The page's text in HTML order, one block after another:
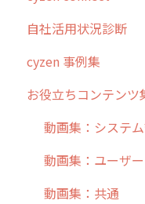
6. 基本的な使い方
7. 初心者向けよく
8. 用語集
9. もっと便利に
10.ユーザー向け
【業界業種別】
ステータス・主観
報告書・行動種別
勤怠管理
活動通知
パフォーマンス
帳票出力
予定
日報
履歴
メンバー
メッセージ
パフォーマンス
スポット
ステータス・主観
報告書・行動種別
ユーザー・グル
メッセージ機能
活動通知
交通費自動計算
安全走行支援
写真管理・高画質
ダッシュボード
連携オプション
その他オプション
グループ・ユーザ
GPS・位置情報 に
ルート自動記録 に
出退勤・ステータ
スポットについて
報告書について
自社活用状況診断
cyzen 事例集
お役立ちコンテンツ
動画集：システ
動画集：ユーザ
動画集：共通